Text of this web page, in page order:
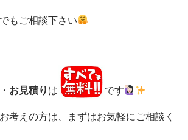
もご相談下さい
・ お見積り は です
考えの方は、まずはお気軽にご相談く